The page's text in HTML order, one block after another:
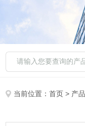
当前位置：首页 > 产